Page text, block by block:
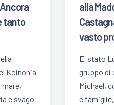
tanto
Koinonia
mare,
e svago
alla
vasto
E' stato
gruppo di
Michael,
e